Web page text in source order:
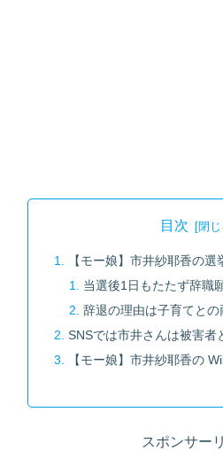
目次
【モー娘】市井紗耶香の選
当選後1日もたたず辞職
辞退の理由は子育てと
SNSでは市井さんは被害者
【モー娘】市井紗耶香の
スポンサー